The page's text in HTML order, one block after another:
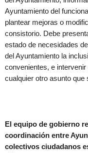
Ayuntamiento del
plantear mejoras o
consistorio. Debe
estado de necesidades
del Ayuntamiento la
convenientes, e
cualquier otro asunto que
El equipo de gobierno
coordinación entre
colectivos ciudadanos